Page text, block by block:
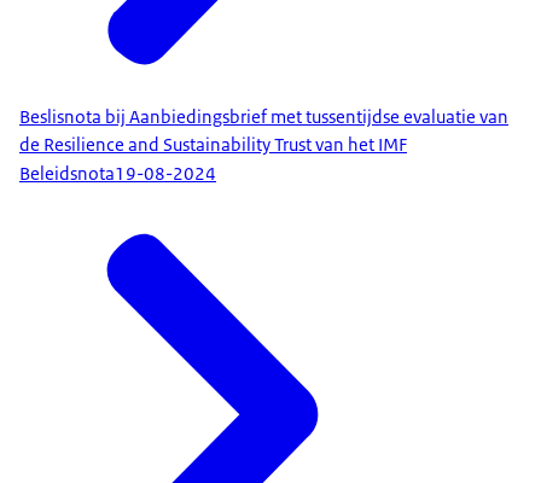
Beslisnota bij Aanbiedingsbrief met tussentijdse evaluatie van
de Resilience and Sustainability Trust van het IMF
Beleidsnota19-08-2024